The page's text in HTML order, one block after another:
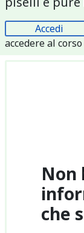
Accedi
accedere al corso
Non
che